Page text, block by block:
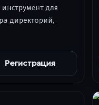
для
директорий,
Регистрация